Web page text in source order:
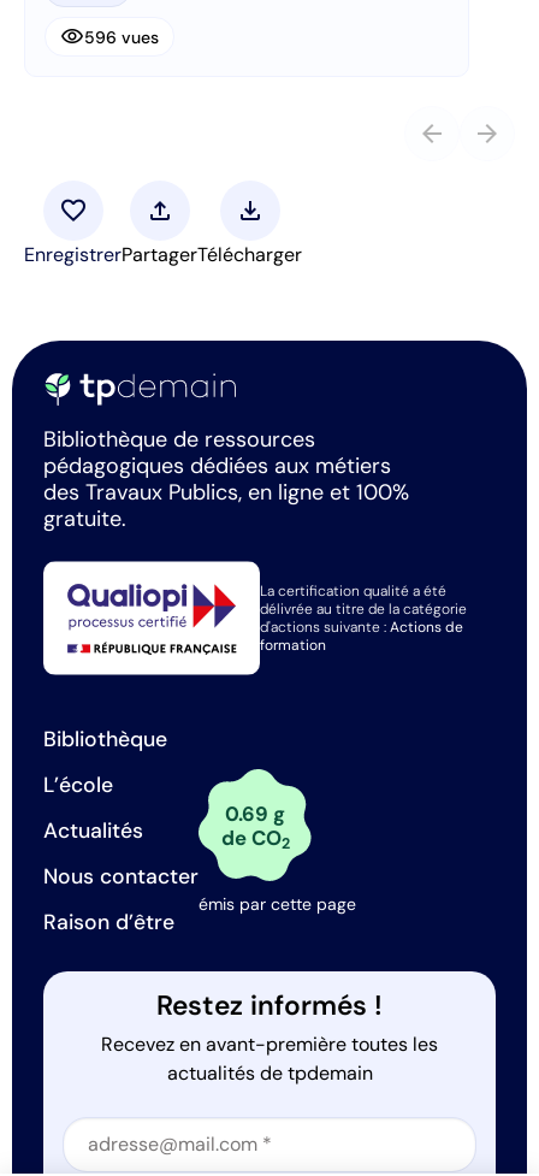
visibility596 vues
arrow_back arrow_forward
favorite
Enregistrer
upload
Partager
download
Télécharger
Bibliothèque de ressources
pédagogiques dédiées aux métiers
des Travaux Publics, en ligne et 100%
gratuite.
La certification qualité a été
délivrée au titre de la catégorie
d'actions suivante :Actions de
formation
Bibliothèque
L’école
Actualités
Nous contacter
Raison d’être
0.69 g
de CO2
émis par cette page
Restez informés !
Recevez en avant-première toutes les
actualités de tpdemain
Section